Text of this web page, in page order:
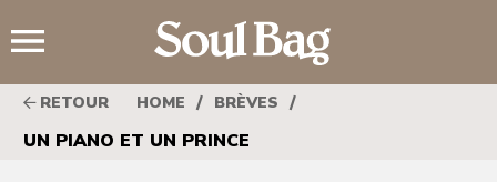
RETOUR HOME / BRÈVES /
UN PIANO ET UN PRINCE